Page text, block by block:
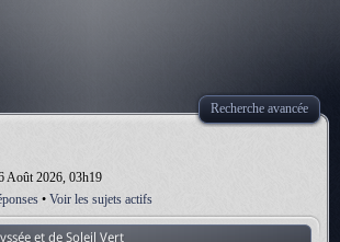
Recherche avancée
Août 2026, 03h19
• Voir les sujets actifs
et de Soleil Vert